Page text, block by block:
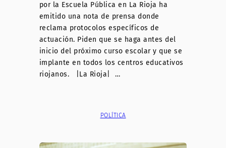
por la Escuela Pública en La Rioja ha
emitido una nota de prensa donde
reclama protocolos específicos de
actuación. Piden que se haga antes del
inicio del próximo curso escolar y que se
implante en todos los centros educativos
riojanos. |La Rioja| …
POLÍTICA